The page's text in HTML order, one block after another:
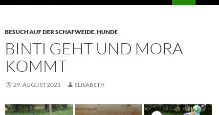
BESUCH AUF DER SCHAFWEIDE,HUNDE
BINTI GEHT UND MORA
KOMMT
29. AUGUST 2021 ELISABETH